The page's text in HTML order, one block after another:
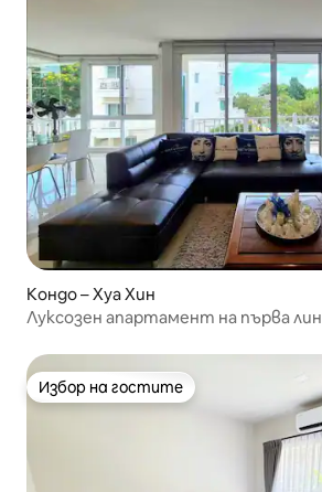
Кондо – Хуа Хин
Луксозен апартамент на първа
Избор на гостите
Избор на гостите